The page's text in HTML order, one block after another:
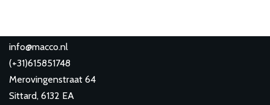
info@macco.nl
(+31)615851748
Merovingenstraat 64
Sittard, 6132 EA